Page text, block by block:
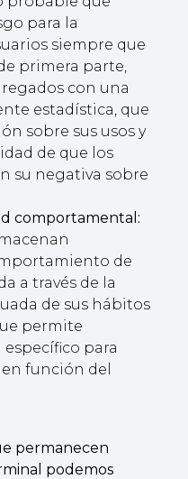
para la
siempre que
primera parte,
con una
estadística, que
sobre sus usos y
de que los
su negativa sobre
comportamental:
de
a través de la
de sus hábitos
permite
para
función del
permanecen
podemos